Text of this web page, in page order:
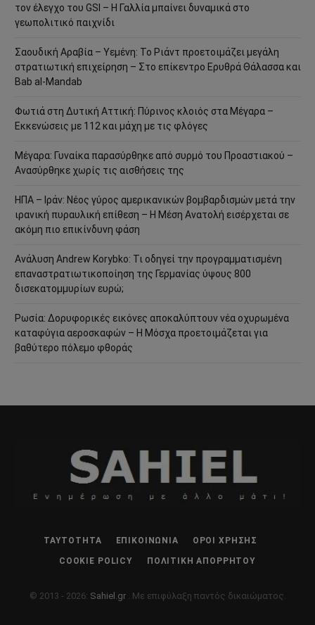
τον έλεγχο του GSI – Η Γαλλία μπαίνει δυναμικά στο
γεωπολιτικό παιχνίδι
Σαουδική Αραβία – Υεμένη: Το Ριάντ προετοιμάζει μεγάλη
στρατιωτική επιχείρηση – Στο επίκεντρο Ερυθρά Θάλασσα και
Bab al-Mandab
Φωτιά στη Δυτική Αττική: Πύρινος κλοιός στα Μέγαρα –
Εκκενώσεις με 112 και μάχη με τις φλόγες
Μέγαρα: Γυναίκα παρασύρθηκε από συρμό του Προαστιακού –
Ανασύρθηκε χωρίς τις αισθήσεις της
ΗΠΑ – Ιράν: Νέος γύρος αμερικανικών βομβαρδισμών μετά την
ιρανική πυραυλική επίθεση – Η Μέση Ανατολή εισέρχεται σε
ακόμη πιο επικίνδυνη φάση
Ανάλυση Andrew Korybko: Τι οδηγεί την προγραμματισμένη
επαναστρατιωτικοποίηση της Γερμανίας ύψους 800
δισεκατομμυρίων ευρώ;
Ρωσία: Δορυφορικές εικόνες αποκαλύπτουν νέα οχυρωμένα
καταφύγια αεροσκαφών – Η Μόσχα προετοιμάζεται για
βαθύτερο πόλεμο φθοράς
ΤΑΥΤΌΤΗΤΑ ΕΠΙΚΟΙΝΩΝΊΑ ΌΡΟΙ ΧΡΉΣΗΣ
COOKIE POLICY ΠΟΛΙΤΙΚΉ ΑΠΟΡΡΉΤΟΥ
© 2013 - 2026: Sahiel.gr . Με επιφύλαξη παντός δικαιώματος.